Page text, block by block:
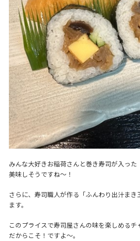
みんな大好きお稲荷さんと巻き寿司が入った
美味しそうですね～！
さらに、寿司職人が作る「ふんわり出汁まき
ます。
このプライスで寿司屋さんの味を楽しめる
だからこそ！ですよ～。